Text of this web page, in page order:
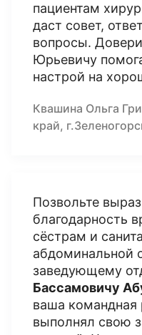
пациентам
даст совет,
вопросы.
Юрьевичу
настрой на
Квашина Ольга
край,
Позвольте
благодарность
сёстрам и
абдоминальной
заведующему
Бассамовичу
ваша
выполнял свою